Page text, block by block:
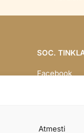
Atmesti
SOC.
Facebook